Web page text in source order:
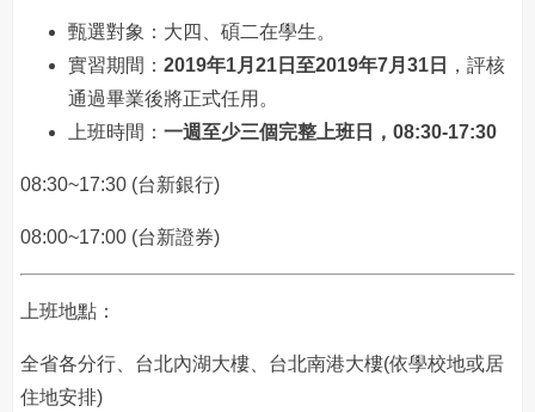
甄選對象：大四、碩二在學生。
實習期間： 2019年1月 21 日至2019年7月 31 日
，評核
通過畢業後將正式任用。
上班時間： 一週至少三個完整上班日，08:30-17:30
08:30~17:30 (台新銀行)
08:00~17:00 (台新證券)
上班地點：
全省各分行、台北內湖大樓、台北南港大樓(依學校地或居
住地安排)